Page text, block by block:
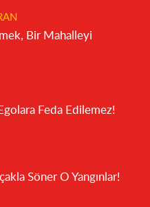
Bir Mahalleyi
Feda Edilemez!
Söner O Yangınlar!